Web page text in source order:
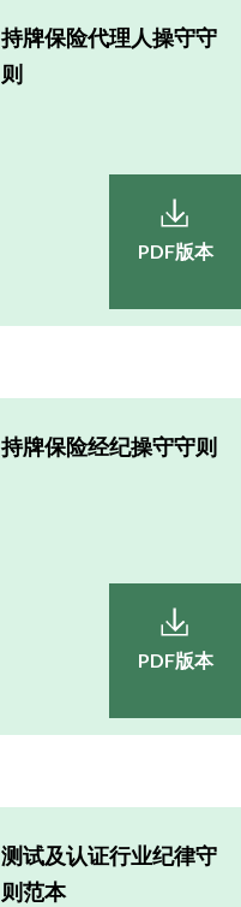
持牌保险代理人操守守
则
PDF版本
持牌保险经纪操守守则
PDF版本
测试及认证行业纪律守
则范本